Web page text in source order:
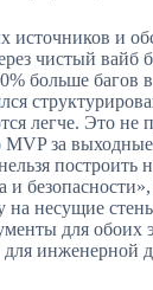
источников и
чистый вайб
больше багов
легче. Это не
за
построить
на несущие
для обоих
для инженерной